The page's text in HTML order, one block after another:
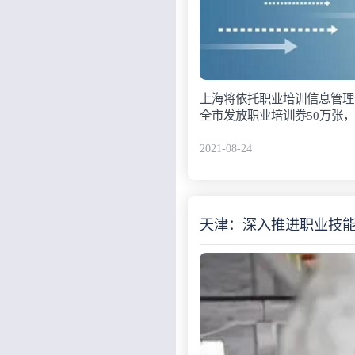
上海将依托职业培训信息管
全市发放职业培训券50万张
2021-08-24
天津：深入推进职业技